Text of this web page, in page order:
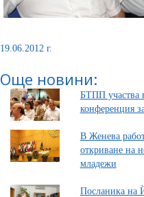
19.06.2012 г.
Още новини:
БТПП участва
конференция
В Женева
откриване на
младежи
Посланика на